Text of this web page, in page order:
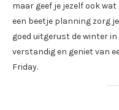
maar geef je jezelf ook
een beetje planning zorg
goed uitgerust de winter
verstandig en geniet van
Friday.